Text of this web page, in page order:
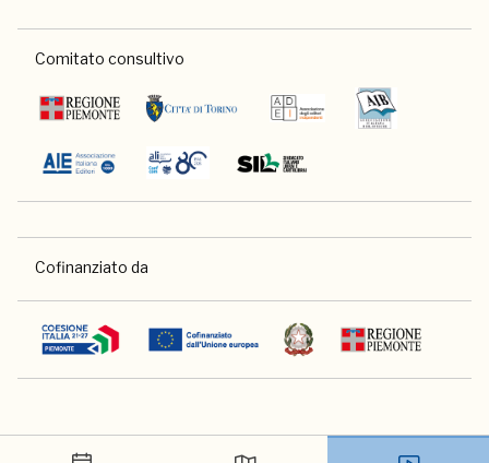
Comitato consultivo
Cofinanziato da